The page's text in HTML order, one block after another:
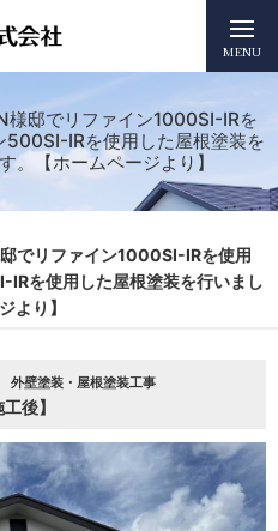
MENU
様邸でリファイン1000SI-IRを
500SI-IRを使用した屋根塗装を
【ホームページより】
でリファイン1000SI-IRを使用
を使用した屋根塗装を行いまし
より】
外壁塗装・屋根塗装工事
工後】